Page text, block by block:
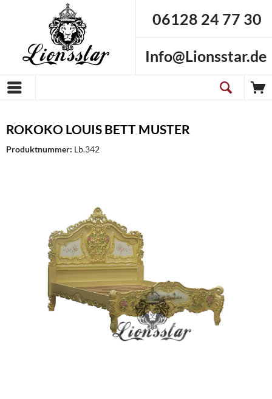
06128 24 77 30
Info@Lionsstar.de
ROKOKO LOUIS BETT MUSTER
Produktnummer: Lb.342